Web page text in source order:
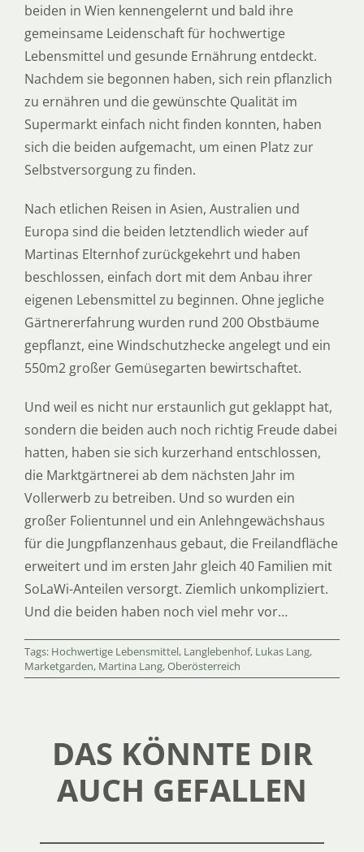
beiden in Wien kennengelernt und bald ihre
gemeinsame Leidenschaft für hochwertige
Lebensmittel und gesunde Ernährung entdeckt.
Nachdem sie begonnen haben, sich rein pflanzlich
zu ernähren und die gewünschte Qualität im
Supermarkt einfach nicht finden konnten, haben
sich die beiden aufgemacht, um einen Platz zur
Selbstversorgung zu finden.
Nach etlichen Reisen in Asien, Australien und
Europa sind die beiden letztendlich wieder auf
Martinas Elternhof zurückgekehrt und haben
beschlossen, einfach dort mit dem Anbau ihrer
eigenen Lebensmittel zu beginnen. Ohne jegliche
Gärtnererfahrung wurden rund 200 Obstbäume
gepflanzt, eine Windschutzhecke angelegt und ein
550m2 großer Gemüsegarten bewirtschaftet.
Und weil es nicht nur erstaunlich gut geklappt hat,
sondern die beiden auch noch richtig Freude dabei
hatten, haben sie sich kurzerhand entschlossen,
die Marktgärtnerei ab dem nächsten Jahr im
Vollerwerb zu betreiben. Und so wurden ein
großer Folientunnel und ein Anlehngewächshaus
für die Jungpflanzenhaus gebaut, die Freilandfläche
erweitert und im ersten Jahr gleich 40 Familien mit
SoLaWi-Anteilen versorgt. Ziemlich unkompliziert.
Und die beiden haben noch viel mehr vor…
Tags: Hochwertige Lebensmittel, Langlebenhof, Lukas Lang,
Marketgarden, Martina Lang,Oberösterreich
DAS KÖNNTE DIR
AUCH GEFALLEN